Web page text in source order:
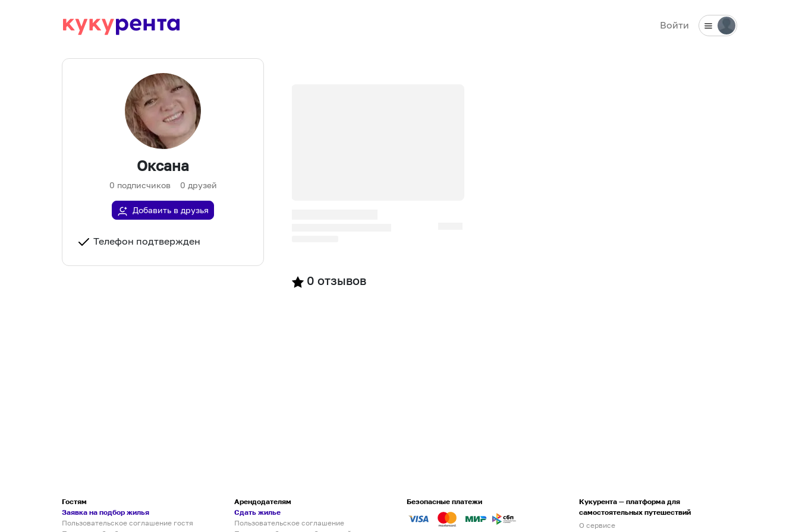
Войти
Оксана
0 подписчиков 0 друзей
Добавить в друзья
Телефон подтвержден
0 отзывов
Гостям
Заявка на подбор жилья
Пользовательское соглашение гостя
Арендодателям
Сдать жилье
Пользовательское соглашение
Безопасные платежи
Кукурента — платформа для
самостоятельных путешествий
О сервисе